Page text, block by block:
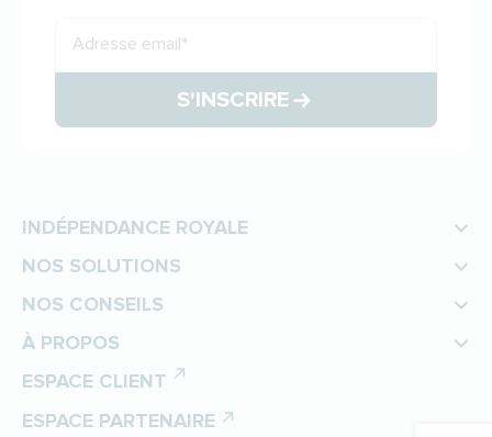
Adresse email*
S'INSCRIRE
INDÉPENDANCE ROYALE
NOS SOLUTIONS
NOS CONSEILS
À PROPOS
ESPACE CLIENT
ESPACE PARTENAIRE